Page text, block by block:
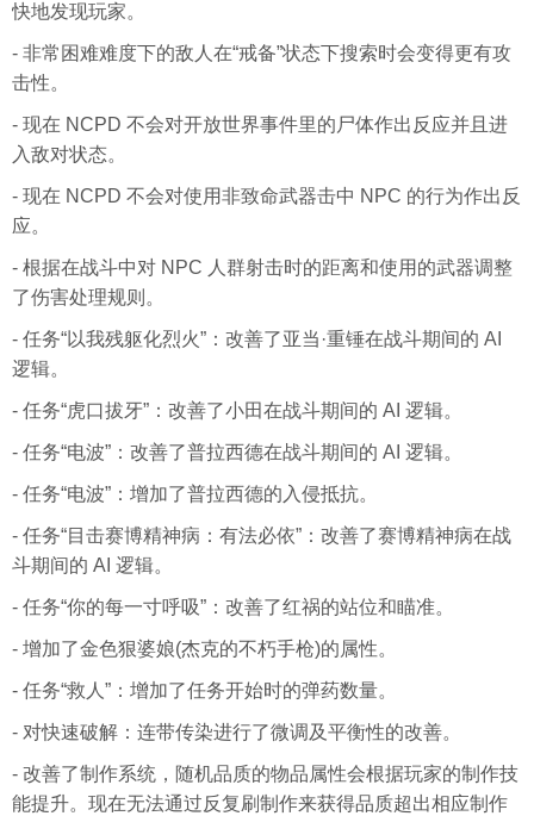
快地发现玩家。
- 非常困难难度下的敌人在“戒备”状态下搜索时会变得更有攻
击性。
- 现在 NCPD 不会对开放世界事件里的尸体作出反应并且进
入敌对状态。
- 现在 NCPD 不会对使用非致命武器击中 NPC 的行为作出反
应。
- 根据在战斗中对 NPC 人群射击时的距离和使用的武器调整
了伤害处理规则。
- 任务“以我残躯化烈火”：改善了亚当·重锤在战斗期间的 AI
逻辑。
- 任务“虎口拔牙”：改善了小田在战斗期间的 AI 逻辑。
- 任务“电波”：改善了普拉西德在战斗期间的 AI 逻辑。
- 任务“电波”：增加了普拉西德的入侵抵抗。
- 任务“目击赛博精神病：有法必依”：改善了赛博精神病在战
斗期间的 AI 逻辑。
- 任务“你的每一寸呼吸”：改善了红祸的站位和瞄准。
- 增加了金色狠婆娘(杰克的不朽手枪)的属性。
- 任务“救人”：增加了任务开始时的弹药数量。
- 对快速破解：连带传染进行了微调及平衡性的改善。
- 改善了制作系统，随机品质的物品属性会根据玩家的制作技
能提升。现在无法通过反复刷制作来获得品质超出相应制作